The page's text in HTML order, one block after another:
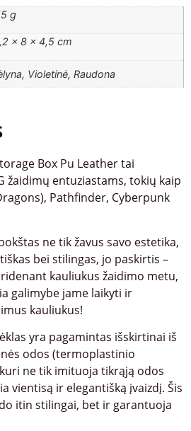
g
× 8 × 4,5 cm
Violetinė, Raudona
Box Pu Leather tai
žaidimų entuziastams, tokių kaip
Pathfinder, Cyberpunk
ne tik žavus savo estetika,
bei stilingas, jo paskirtis –
kauliukus žaidimo metu,
galimybe jame laikyti ir
kauliukus!
yra pagamintas išskirtinai iš
odos (termoplastinio
ne tik imituoja tikrąją odos
vientisą ir elegantišką įvaizdį. Šis
itin stilingai, bet ir garantuoja